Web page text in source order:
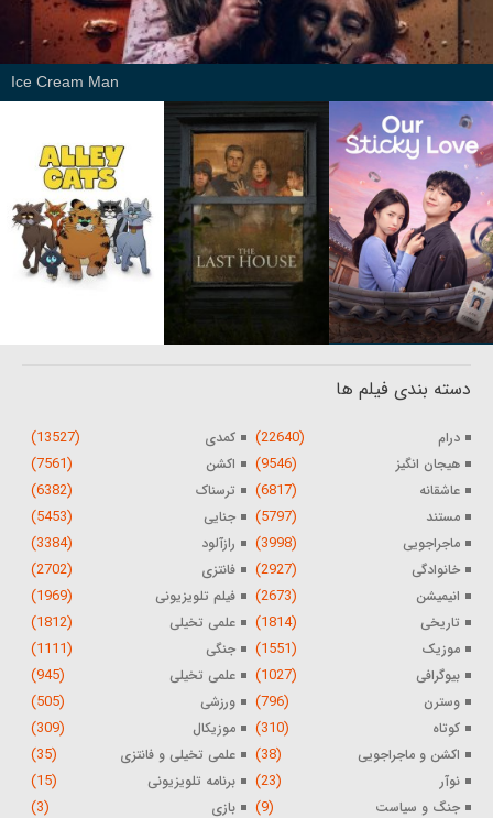
Ice Cream Man
دسته بندی فیلم ها
درام (22640) کمدی (13527)
هیجان انگیز (9546) اکشن (7561)
عاشقانه (6817) ترسناک (6382)
مستند (5797) جنایی (5453)
ماجراجویی (3998) رازآلود (3384)
خانوادگی (2927) فانتزی (2702)
انیمیشن (2673) فیلم تلویزیونی (1969)
تاریخی (1814) علمی تخیلی (1812)
موزیک (1551) جنگی (1111)
بیوگرافی (1027) علمی تخیلی (945)
وسترن (796) ورزشی (505)
کوتاه (310) موزیکال (309)
اکشن و ماجراجویی (38) علمی تخیلی و فانتزی (35)
نوآر (23) برنامه تلویزیونی (15)
جنگ و سیاست (9) بازی (3)